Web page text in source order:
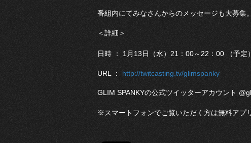
番組内にてみなさんからのメッセージも大募集
＜詳細＞
日時 ： 1月13日（水）21：00～22：00 （予定）
URL ： http://twitcasting.tv/glimspanky
GLIM SPANKYの公式ツイッターアカウント
※スマートフォンでご覧いただく方は無料アプ